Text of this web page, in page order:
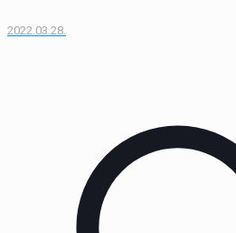
2022.03.28.